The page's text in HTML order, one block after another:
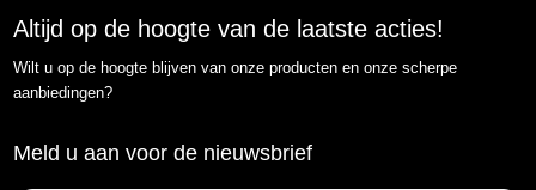
Altijd op de hoogte van de laatste acties!
Wilt u op de hoogte blijven van onze producten en onze scherpe
aanbiedingen?
Meld u aan voor de nieuwsbrief